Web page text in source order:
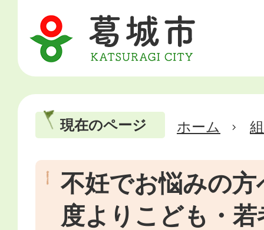
現在のページ ホーム
不妊でお悩みの方
度よりこども・